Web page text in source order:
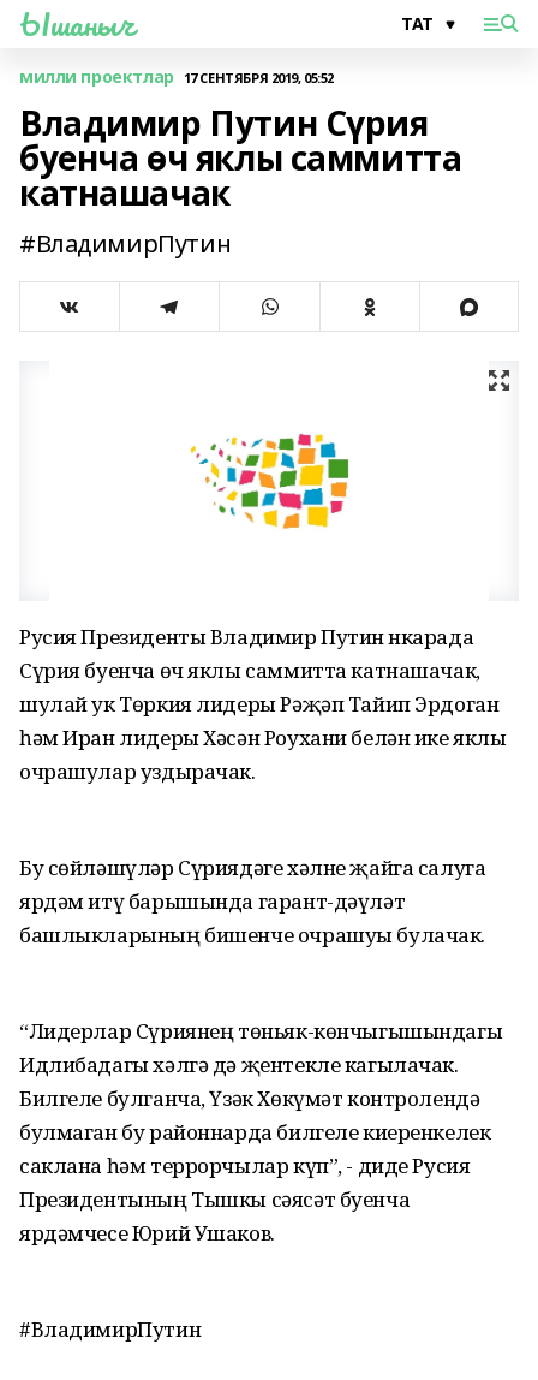
Ышаныч
милли проектлар 17 СЕНТЯБРЯ 2019, 05:52
Владимир Путин Сүрия
буенча өч яклы саммитта
катнашачак
#ВладимирПутин
Русия Президенты Владимир Путин Әнкарада
Сүрия буенча өч яклы саммитта катнашачак,
шулай ук Төркия лидеры Рәҗәп Тайип Эрдоган
һәм Иран лидеры Хәсән Роухани белән ике яклы
очрашулар уздырачак.
Бу сөйләшүләр Сүриядәге хәлне җайга салуга
ярдәм итү барышында гарант-дәүләт
башлыкларының бишенче очрашуы булачак.
“Лидерлар Сүриянең төньяк-көнчыгышындагы
Идлибадагы хәлгә дә җентекле кагылачак.
Билгеле булганча, Үзәк Хөкүмәт контролендә
булмаган бу районнарда билгеле киеренкелек
саклана һәм террорчылар күп”, - диде Русия
Президентының Тышкы сәясәт буенча
ярдәмчесе Юрий Ушаков.
#ВладимирПутин